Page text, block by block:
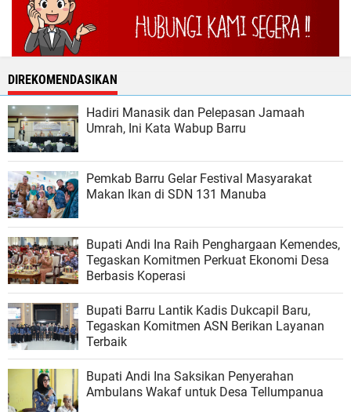
DIREKOMENDASIKAN
Hadiri Manasik dan Pelepasan Jamaah
Umrah, Ini Kata Wabup Barru
Pemkab Barru Gelar Festival Masyarakat
Makan Ikan di SDN 131 Manuba
Bupati Andi Ina Raih Penghargaan Kemendes,
Tegaskan Komitmen Perkuat Ekonomi Desa
Berbasis Koperasi
Bupati Barru Lantik Kadis Dukcapil Baru,
Tegaskan Komitmen ASN Berikan Layanan
Terbaik
Bupati Andi Ina Saksikan Penyerahan
Ambulans Wakaf untuk Desa Tellumpanua